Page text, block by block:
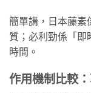
簡單講，日本藤素
質；必利勁係「即
時間。
作用機制比較